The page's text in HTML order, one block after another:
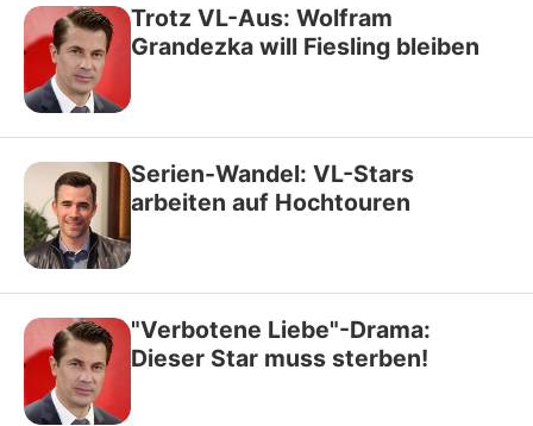
Trotz VL-Aus: Wolfram
Grandezka will Fiesling bleiben
Serien-Wandel: VL-Stars
arbeiten auf Hochtouren
"Verbotene Liebe"-Drama:
Dieser Star muss sterben!